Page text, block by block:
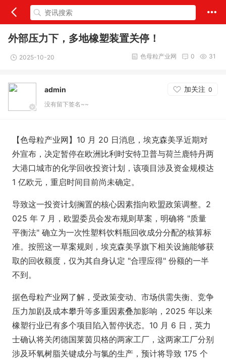
外部压力下，多地橡塑装置关停！
2025-10-20 31
0
色母粒产业网
admin 加关注 0
没有留下签名~~
【色母粒产业网】10 月 20 日消息，埃克森美孚近期对
外宣布，决定暂停在欧洲比利时安特卫普与荷兰鹿特丹两
大港口城市的化学回收投资计划，该项目涉及资金规模达
1 亿欧元，重启时间目前尚未确定。
导致这一投资计划搁置的核心因素指向欧盟政策调整。2
025 年 7 月，欧盟委员会发布规则草案，明确将 "质量
平衡法" 确立为一次性塑料饮料瓶回收成分分配的核算标
准。按照这一草案规则，埃克森美孚旗下相关设施能够获
取的回收额度，仅为其自身认定 "合理应得" 份额的一半
不到。
据色母粒产业网了解，受政策变动、市场供需失衡、竞争
压力加剧及成本攀升等多重因素叠加影响，2025 年以来
橡塑行业已有多个项目陷入暂停状态。10 月 6 日，英力
士确认将关闭德国莱茵贝格的两家工厂，这两家工厂分别
涉及环氧树脂关键成分与氯的生产，预计将导致 175 个